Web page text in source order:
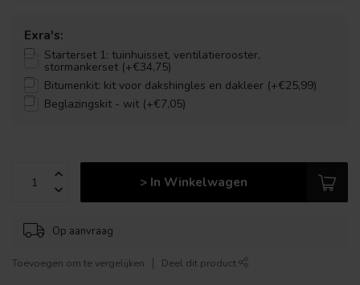
Exra's:
Starterset 1: tuinhuisset, ventilatierooster,
stormankerset (+€34,75)
Bitumenkit: kit voor dakshingles en dakleer (+€25,99)
Beglazingskit - wit (+€7,05)
> In Winkelwagen
Op aanvraag
Toevoegen om te vergelijken Deel dit product